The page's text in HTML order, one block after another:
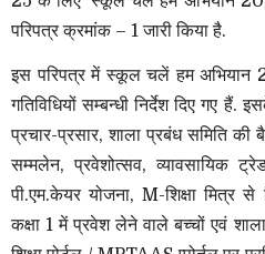
परिपत्र क्रमांक – 1 जारी किया है.
इस परिपत्र में स्कूल चलें हम अभियान
गतिविधियों सम्बन्धी निर्देश दिए गए हैं.
प्रचार-प्रसार, शाला प्रबंध समिति
सम्मलेन, प्रवेशोत्सव, व्यावसायिक
पी.एम.केयर योजना, M-शिक्षा मित्र से
कक्षा 1 में प्रवेश लेने वाले बच्चों एवं